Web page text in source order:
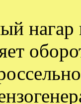
нагар